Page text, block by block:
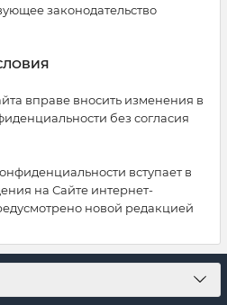
законодательство
вправе вносить изменения в
без согласия
вступает в
на Сайте интернет-
новой редакцией